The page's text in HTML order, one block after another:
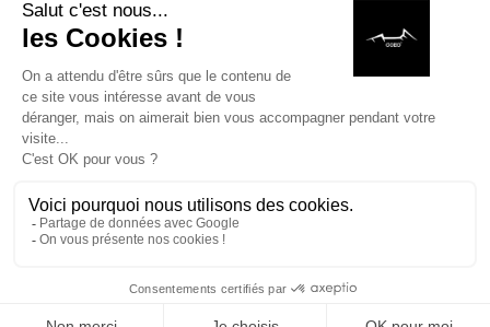
MAISON BOUTIQUE RECHERCHE LISTE DE SOUHAITS PANIER
déposées. Tous droits réservés.Mentions légales
de rétractation